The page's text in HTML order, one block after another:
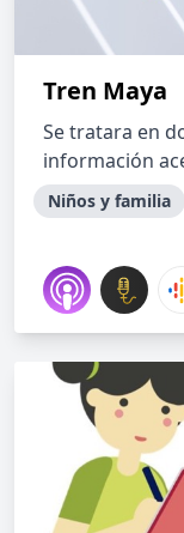
Tren Maya
Se tratara en
información
Niños y familia